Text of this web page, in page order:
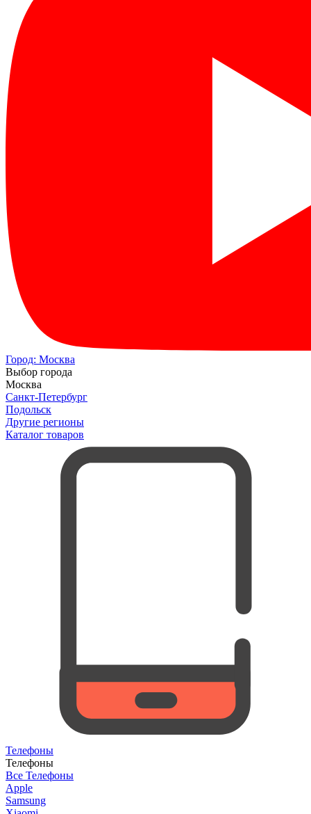
Город: Москва
Выбор города
Москва
Санкт-Петербург
Подольск
Другие регионы
Каталог товаров
Телефоны
Телефоны
Все Телефоны
Apple
Samsung